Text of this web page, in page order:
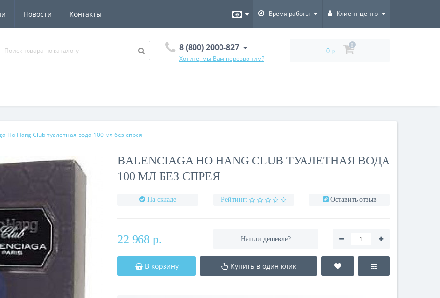
Новости Контакты Время работы Клиент-центр
8 (800) 2000-827
Хотите, мы Вам перезвоним?
0 р.
0
Ho Hang Club туалетная вода 100 мл без спрея
BALENCIAGA HO HANG CLUB ТУАЛЕТНАЯ ВОДА
100 МЛ БЕЗ СПРЕЯ
На складе Рейтинг: Оставить отзыв
22 968 р. Нашли дешевле?
В корзину Купить в один клик